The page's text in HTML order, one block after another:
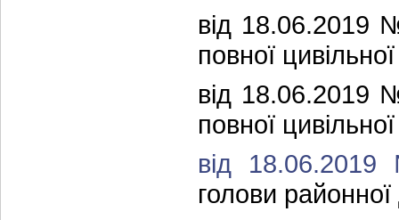
від 18.06.2019
повної
від 18.06.2019
повної
від
голови районної